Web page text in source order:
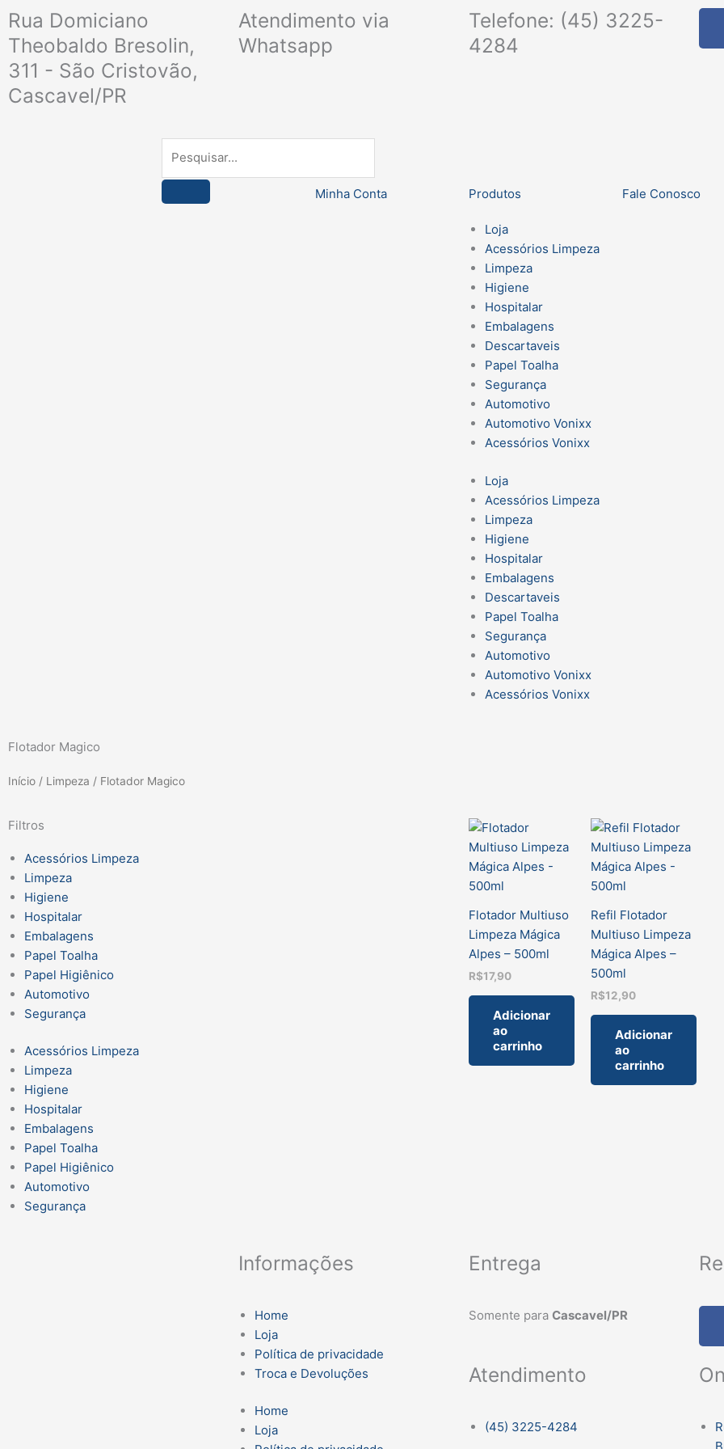
para
conteúdo
Rua Domiciano
Theobaldo Bresolin,
311 - São Cristovão,
Cascavel/PR
Atendimento via
Whatsapp
Telefone: (45) 3225-
4284
Minha Conta Produtos Fale Conosco
Loja
Acessórios Limpeza
Limpeza
Higiene
Hospitalar
Embalagens
Descartaveis
Papel Toalha
Segurança
Automotivo
Automotivo Vonixx
Acessórios Vonixx
Loja
Acessórios Limpeza
Limpeza
Higiene
Hospitalar
Embalagens
Descartaveis
Papel Toalha
Segurança
Automotivo
Automotivo Vonixx
Acessórios Vonixx
Flotador Magico
Início / Limpeza / Flotador Magico
Filtros
Acessórios Limpeza
Limpeza
Higiene
Hospitalar
Embalagens
Papel Toalha
Papel Higiênico
Automotivo
Segurança
Acessórios Limpeza
Limpeza
Higiene
Hospitalar
Embalagens
Papel Toalha
Papel Higiênico
Automotivo
Segurança
Flotador Multiuso
Limpeza Mágica
Alpes – 500ml
R$17,90
Adicionar
ao
carrinho
Refil Flotador
Multiuso Limpeza
Mágica Alpes –
500ml
R$12,90
Adicionar
ao
carrinho
Informações
Home
Loja
Política de privacidade
Troca e Devoluções
Home
Loja
Entrega
Somente para Cascavel/PR
Atendimento
(45) 3225-4284